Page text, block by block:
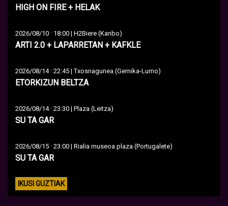
HIGH ON FIRE + HELAK
2026/08/10 · 18:00 | H2Biere (Kanbo)
ARTI 2.0 + LAPARRETAN + KAFKLE
2026/08/14· 22:45 | Txosnagunea (Gernika-Lumo)
ETORKIZUN BELTZA
2026/08/14· 23:30 | Plaza (Leitza)
SU TA GAR
2026/08/15 · 23:00 | Rialia museoa plaza (Portugalete)
SU TA GAR
IKUSI GUZTIAK